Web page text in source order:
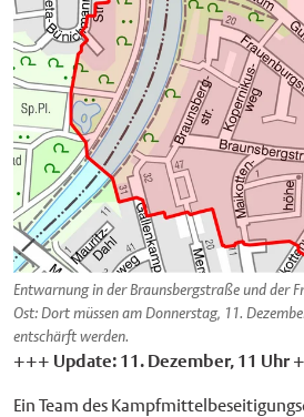
Entwarnung in der Braunsbergstraße und der
Ost: Dort müssen am Donnerstag, 11.
entschärft werden.
+++ Update: 11. Dezember, 11 Uhr
Ein Team des